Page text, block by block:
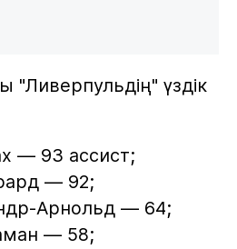
"Ливерпульдің" үздік
— 93 ассист;
— 92;
Арнольд — 64;
— 58;